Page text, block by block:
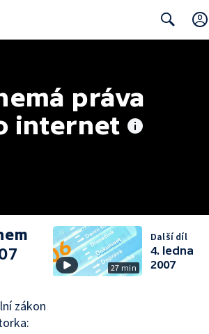
práva
internet
zákon
27 min
Další díl
4. ledna
2007